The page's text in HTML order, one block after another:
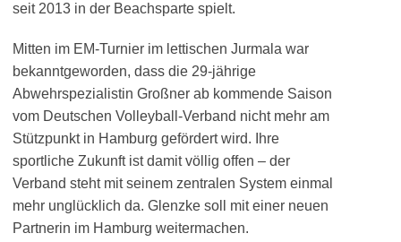
seit 2013 in der Beachsparte spielt.
Mitten im EM-Turnier im lettischen Jurmala war
bekanntgeworden, dass die 29-jährige
Abwehrspezialistin Großner ab kommende Saison
vom Deutschen Volleyball-Verband nicht mehr am
Stützpunkt in Hamburg gefördert wird. Ihre
sportliche Zukunft ist damit völlig offen – der
Verband steht mit seinem zentralen System einmal
mehr unglücklich da. Glenzke soll mit einer neuen
Partnerin im Hamburg weitermachen.